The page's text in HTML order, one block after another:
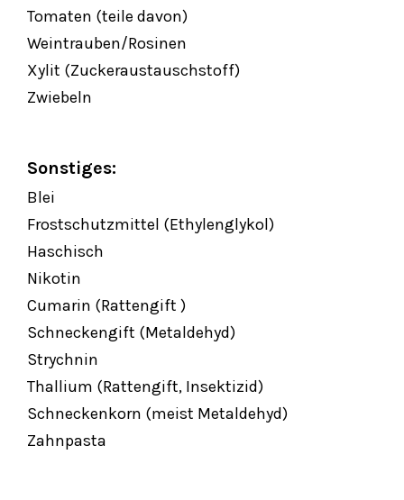
Tomaten (teile davon)
Weintrauben/Rosinen
Xylit (Zuckeraustauschstoff)
Zwiebeln
Sonstiges:
Blei
Frostschutzmittel (Ethylenglykol)
Haschisch
Nikotin
Cumarin (Rattengift )
Schneckengift (Metaldehyd)
Strychnin
Thallium (Rattengift, Insektizid)
Schneckenkorn (meist Metaldehyd)
Zahnpasta